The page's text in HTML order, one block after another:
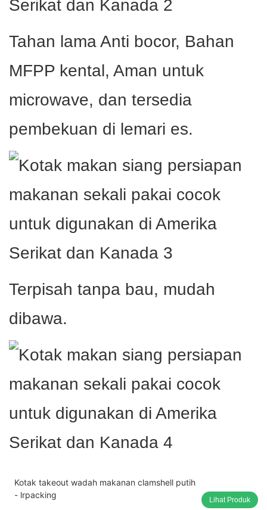
Tahan lama Anti bocor, Bahan
MFPP kental, Aman untuk
microwave, dan tersedia
pembekuan di lemari es.
Terpisah tanpa bau, mudah
dibawa.
Kotak takeout wadah makanan clamshell putih
- lrpacking
Lihat Produk